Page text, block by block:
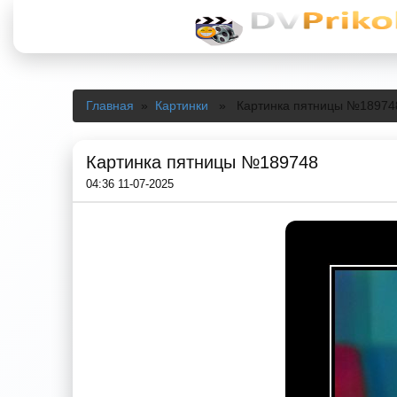
Главная » Картинки » Картинка пятницы
Картинка пятницы №189748
04:36 11-07-2025